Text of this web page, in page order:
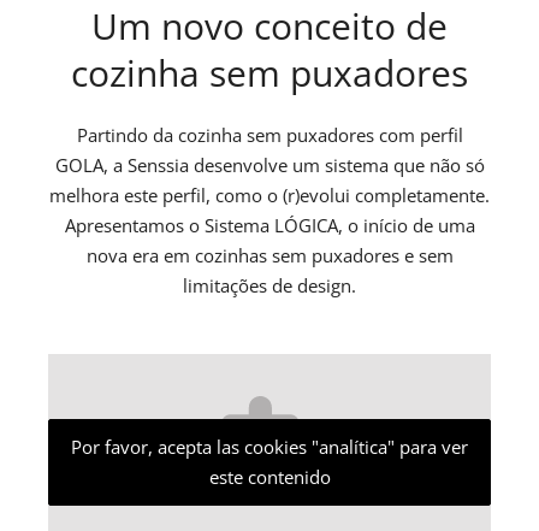
Um novo conceito de
cozinha sem puxadores
Partindo da cozinha sem puxadores com perfil
GOLA, a Senssia desenvolve um sistema que não só
melhora este perfil, como o (r)evolui completamente.
Apresentamos o Sistema LÓGICA, o início de uma
nova era em cozinhas sem puxadores e sem
limitações de design.
Por favor, acepta las cookies "analítica" para ver
este contenido